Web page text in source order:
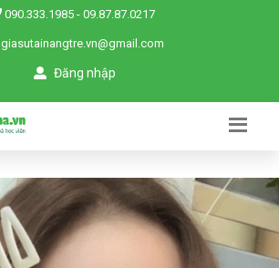
090.333.1985 - 09.87.87.0217
giasutainangtre.vn@gmail.com
Đăng nhập